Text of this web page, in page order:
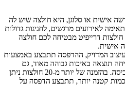
אישית או סלוגן, היא חולצה שיש לה
לאירועים מרגשים, לחגיגות גדולות
דרייפיט מבטיחה לכם חולצה
אישית.
המדויק, ההדפסה תתבצע באמצעות
תוצאה באיכות גבוהה מאוד, גם
לאחר שימוש תדיר במכונת הכביסה. בהזמנה של יותר מ-20 חולצות ניתן
כמות קטנה יותר, תתבצע הדפסה על